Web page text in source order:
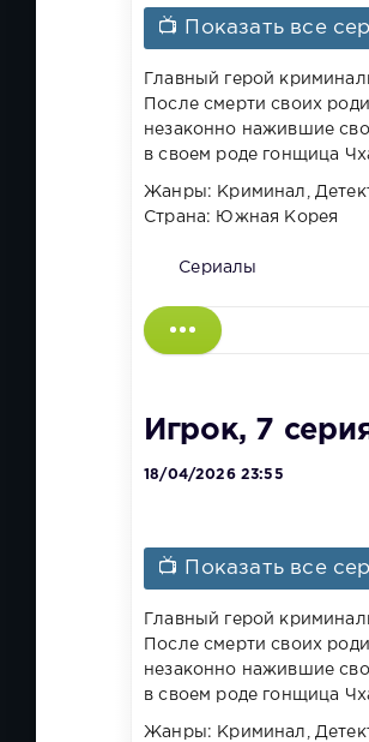
📺 Показать все
Главный герой
После смерти своих
незаконно нажившие
в своем роде гонщица
Жанры: Криминал,
Страна: Южная Корея
Сериалы
Игрок, 7
18/04/2026 23:55
📺 Показать все
Главный герой
После смерти своих
незаконно нажившие
в своем роде гонщица
Жанры: Криминал,